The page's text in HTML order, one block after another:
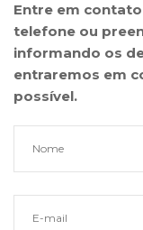
Entre em
telefone ou
informando os
entraremos em
possível.